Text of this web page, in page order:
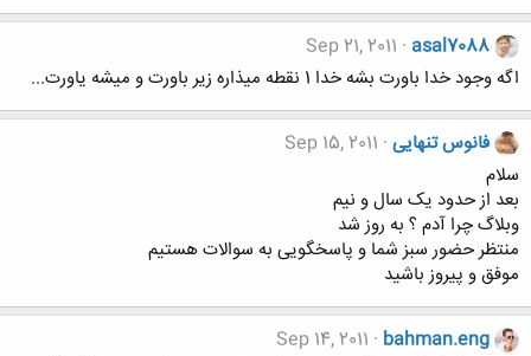
asal7088
Sep 21, 2011
اگه وجود خدا باورت بشه خدا 1 نقطه میذاره زیر باورت و میشه یاورت...
فانوس تنهایی Sep 15, 2011
سلام
بعد از حدود یک سال و نیم
وبلاگ چرا آدم ؟ به روز شد
منتظر حضور سبز شما و پاسخگویی به سوالات هستیم
موفق و پیروز باشید
bahman.eng
Sep 14, 2011